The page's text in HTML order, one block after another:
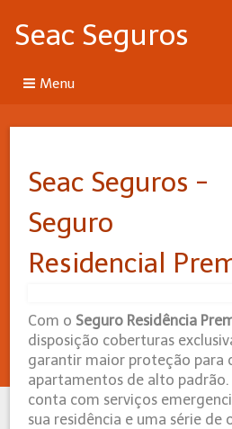
Seac Seguros
Menu
Seac Seguros -
Seguro
Residencial
Com o Seguro Residência
disposição coberturas
garantir maior proteção para
apartamentos de alto padrão.
conta com serviços
sua residência e uma série de